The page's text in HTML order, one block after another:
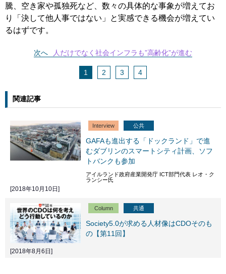
騰、空き家や孤独死など、数々の具体的な事象が増えてお
り「決して他人事ではない」と実感できる機会が増えてい
るはずです。
次へ 人だけでなく社会インフラも”高齢化”が進む
1 2 3 4
関連記事
Interview 公共
GAFAも進出する「ドックランド」で進
むダブリンのスマートシティ計画、ソフ
トバンクも参加
アイルランド政府産業開発庁 ICT部門代表 レオ・ク
ランシー氏
[2018年10月10日]
Column 共通
Society5.0が求める人材像はCDOそのも
の【第11回】
[2018年8月6日]